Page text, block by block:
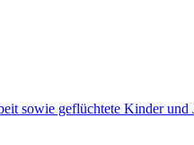
sowie geflüchtete Kinder und